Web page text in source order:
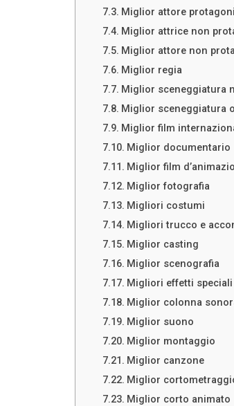
Miglior attore
Miglior attrice non
Miglior attore non
Miglior regia
Miglior sceneggiatura
Miglior sceneggiatura
Miglior film
Miglior documentario
Miglior film
Miglior fotografia
Migliori costumi
Migliori trucco e
Miglior casting
Miglior scenografia
Migliori effetti speciali
Miglior colonna
Miglior suono
Miglior montaggio
Miglior canzone
Miglior
Miglior corto animato